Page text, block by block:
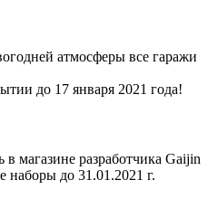
атмосферы все гаражи
до 17 января 2021 года!
магазине разработчика Gaijin
наборы до 31.01.2021 г.